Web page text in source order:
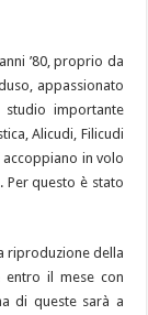
’80, proprio da
appassionato
importante
Alicudi, Filicudi
accoppiano in volo
Per questo è stato
riproduzione della
entro il mese con
di queste sarà a